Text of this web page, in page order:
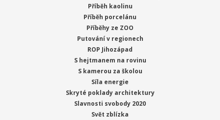
Příběh kaolinu
Příběh porcelánu
Příběhy ze ZOO
Putování v regionech
ROP Jihozápad
S hejtmanem na rovinu
S kamerou za školou
Síla energie
Skryté poklady architektury
Slavnosti svobody 2020
Svět zblízka